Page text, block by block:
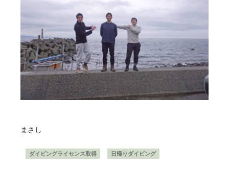
まさし
ダイビングライセンス取得 日帰りダイビング